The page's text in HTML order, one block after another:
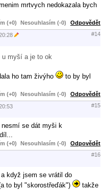
mrtvych nedokazala bych
(+0) Nesouhlasím (-0) Odpovědět
#14
u myší a je to ok
ho tam živýho
to by byl
(+0) Nesouhlasím (-0) Odpovědět
#15
se dát myši k
(+0) Nesouhlasím (-0) Odpovědět
#16
když jsem se vrátil do
to byl "skorostřeďák")
takže